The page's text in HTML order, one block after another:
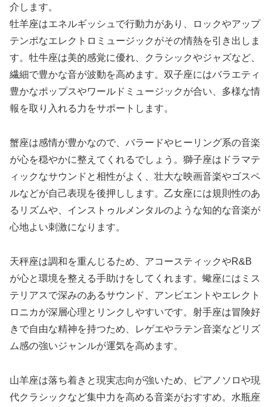
介します。
牡羊座はエネルギッシュで行動力があり、ロックやアップ
テンポなエレクトロミュージックがその情熱を引き出しま
す。牡牛座は美的感覚に優れ、クラシックやジャズなど、
繊細で豊かな音が波動を高めます。双子座にはバラエティ
豊かなポップスやワールドミュージックが合い、多様な情
報を取り入れる力をサポートします。
蟹座は感情が豊かなので、バラードやヒーリング系の音楽
が心を穏やかに整えてくれるでしょう。獅子座はドラマテ
ィックなサウンドと相性がよく、壮大な映画音楽やゴスペ
ルなどが自己表現を後押しします。乙女座には規則性のあ
るリズムや、インストゥルメンタルのような知的な音楽が
心地よい刺激になります。
天秤座は調和を重んじるため、アコースティックやR&B
が心と環境を整える手助けをしてくれます。蠍座にはミス
テリアスで深みのあるサウンド、アンビエントやエレクト
ロニカが深層心理とリンクしやすいです。射手座は冒険好
きで自由な精神を持つため、レゲエやラテン音楽などリズ
ム感の強いジャンルが運気を高めます。
山羊座は落ち着きと現実志向が強いため、ピアノソロや現
代クラシックなど集中力を高める音楽がおすすめ。水瓶座